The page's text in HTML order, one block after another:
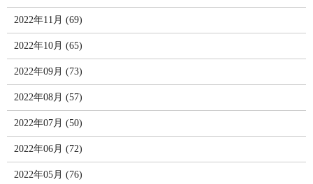
2022年11月 (69)
2022年10月 (65)
2022年09月 (73)
2022年08月 (57)
2022年07月 (50)
2022年06月 (72)
2022年05月 (76)